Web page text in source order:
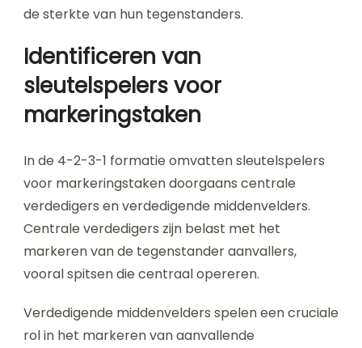
de sterkte van hun tegenstanders.
Identificeren van
sleutelspelers voor
markeringstaken
In de 4-2-3-1 formatie omvatten sleutelspelers
voor markeringstaken doorgaans centrale
verdedigers en verdedigende middenvelders.
Centrale verdedigers zijn belast met het
markeren van de tegenstander aanvallers,
vooral spitsen die centraal opereren.
Verdedigende middenvelders spelen een cruciale
rol in het markeren van aanvallende